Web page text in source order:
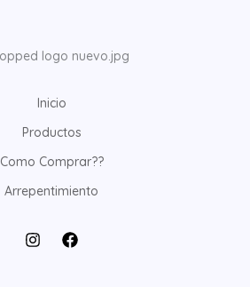
Inicio
Productos
Como Comprar??
Arrepentimiento